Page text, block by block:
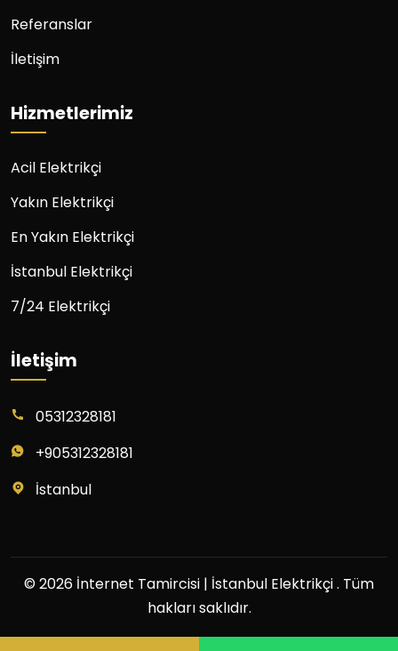
Referanslar
İletişim
Hizmetlerimiz
Acil Elektrikçi
Yakın Elektrikçi
En Yakın Elektrikçi
İstanbul Elektrikçi
7/24 Elektrikçi
İletişim
05312328181
+905312328181
İstanbul
© 2026 İnternet Tamircisi | İstanbul Elektrikçi . Tüm
hakları saklıdır.